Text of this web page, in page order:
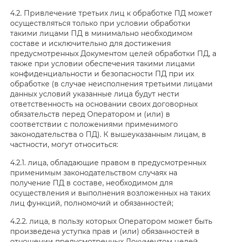
4.2. Привлечение третьих лиц к обработке ПД может
осуществляться только при условии обработки
такими лицами ПД в минимально необходимом
составе и исключительно для достижения
предусмотренных Документом целей обработки ПД, а
также при условии обеспечения такими лицами
конфиденциальности и безопасности ПД при их
обработке (в случае неисполнения третьими лицами
данных условий указанные лица будут нести
ответственность на основании своих договорных
обязательств перед Оператором и (или) в
соответствии с положениями применимого
законодательства о ПД). К вышеуказанным лицам, в
частности, могут относиться:
4.2.1. лица, обладающие правом в предусмотренных
применимым законодательством случаях на
получение ПД в составе, необходимом для
осуществления и выполнения возложенных на таких
лиц функций, полномочий и обязанностей;
4.2.2. лица, в пользу которых Оператором может быть
произведена уступка прав и (или) обязанностей в